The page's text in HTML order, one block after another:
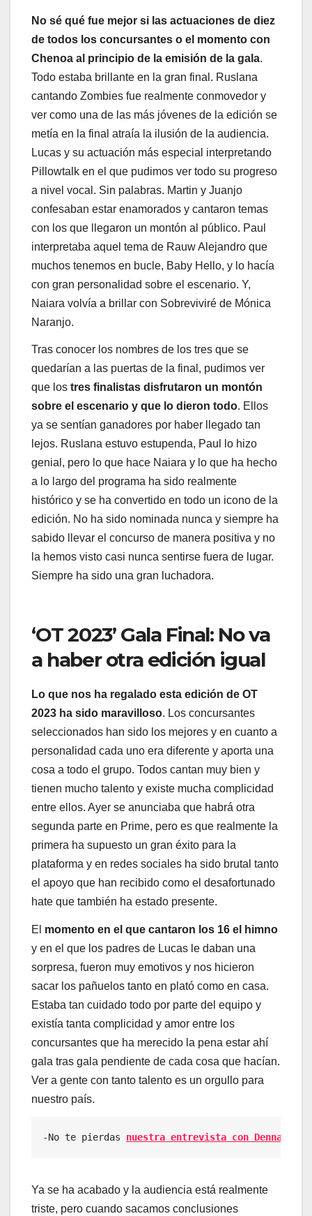
No sé qué fue mejor si las actuaciones de diez
de todos los concursantes o el momento con
Chenoa al principio de la emisión de la gala.
Todo estaba brillante en la gran final. Ruslana
cantando Zombies fue realmente conmovedor y
ver como una de las más jóvenes de la edición se
metía en la final atraía la ilusión de la audiencia.
Lucas y su actuación más especial interpretando
Pillowtalk en el que pudimos ver todo su progreso
a nivel vocal. Sin palabras. Martin y Juanjo
confesaban estar enamorados y cantaron temas
con los que llegaron un montón al público. Paul
interpretaba aquel tema de Rauw Alejandro que
muchos tenemos en bucle, Baby Hello, y lo hacía
con gran personalidad sobre el escenario. Y,
Naiara volvía a brillar con Sobreviviré de Mónica
Naranjo.
Tras conocer los nombres de los tres que se
quedarían a las puertas de la final, pudimos ver
que los tres finalistas disfrutaron un montón
sobre el escenario y que lo dieron todo. Ellos
ya se sentían ganadores por haber llegado tan
lejos. Ruslana estuvo estupenda, Paul lo hizo
genial, pero lo que hace Naiara y lo que ha hecho
a lo largo del programa ha sido realmente
histórico y se ha convertido en todo un icono de la
edición. No ha sido nominada nunca y siempre ha
sabido llevar el concurso de manera positiva y no
la hemos visto casi nunca sentirse fuera de lugar.
Siempre ha sido una gran luchadora.
‘OT 2023’ Gala Final: No va
a haber otra edición igual
Lo que nos ha regalado esta edición de OT
2023 ha sido maravilloso. Los concursantes
seleccionados han sido los mejores y en cuanto a
personalidad cada uno era diferente y aporta una
cosa a todo el grupo. Todos cantan muy bien y
tienen mucho talento y existe mucha complicidad
entre ellos. Ayer se anunciaba que habrá otra
segunda parte en Prime, pero es que realmente la
primera ha supuesto un gran éxito para la
plataforma y en redes sociales ha sido brutal tanto
el apoyo que han recibido como el desafortunado
hate que también ha estado presente.
El momento en el que cantaron los 16 el himno
y en el que los padres de Lucas le daban una
sorpresa, fueron muy emotivos y nos hicieron
sacar los pañuelos tanto en plató como en casa.
Estaba tan cuidado todo por parte del equipo y
existía tanta complicidad y amor entre los
concursantes que ha merecido la pena estar ahí
gala tras gala pendiente de cada cosa que hacían.
Ver a gente con tanto talento es un orgullo para
nuestro país.
-No te pierdas nuestra entrevista con Denna
Ya se ha acabado y la audiencia está realmente
triste, pero cuando sacamos conclusiones